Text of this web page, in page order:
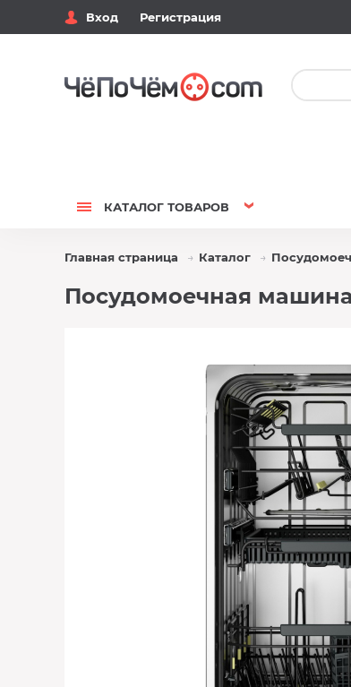
Вход Регистрация
КАТАЛОГ ТОВАРОВ
Главная страница Каталог
Посудомоечная машина